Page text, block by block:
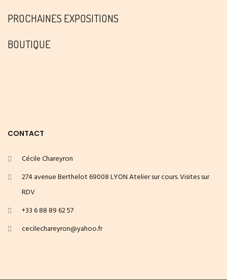
PROCHAINES EXPOSITIONS
BOUTIQUE
CONTACT
Cécile Chareyron
274 avenue Berthelot 69008 LYON Atelier sur cours. Visites sur
RDV
+33 6 88 89 62 57
cecilechareyron@yahoo.fr